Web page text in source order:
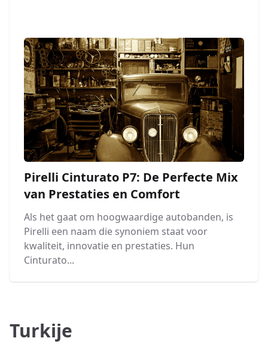
Pirelli Cinturato P7: De Perfecte Mix
van Prestaties en Comfort
Als het gaat om hoogwaardige autobanden, is
Pirelli een naam die synoniem staat voor
kwaliteit, innovatie en prestaties. Hun
Cinturato...
Turkije